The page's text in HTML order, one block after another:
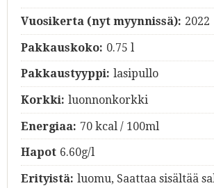
Vuosikerta (nyt myynnissä): 2022
Pakkauskoko: 0.75 l
Pakkaustyyppi: lasipullo
Korkki: luonnonkorkki
Energiaa: 70 kcal / 100ml
Hapot 6.60g/l
Erityistä: luomu, Saattaa sisältää